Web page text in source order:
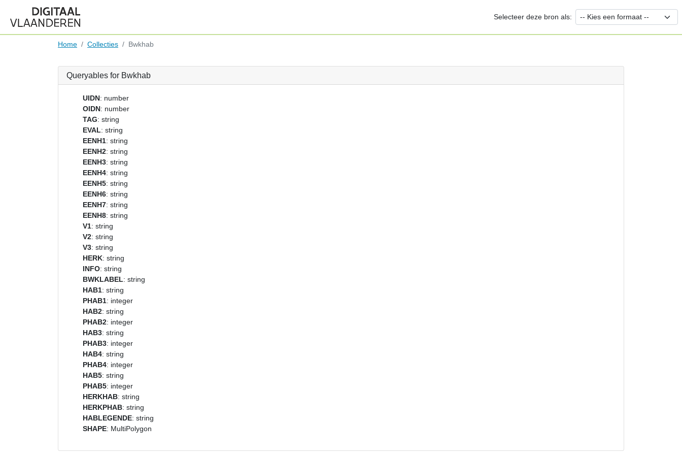
Selecteer deze bron als:
Home Collecties Bwkhab
Queryables for Bwkhab
UIDN: number
OIDN: number
TAG: string
EVAL: string
EENH1: string
EENH2: string
EENH3: string
EENH4: string
EENH5: string
EENH6: string
EENH7: string
EENH8: string
V1: string
V2: string
V3: string
HERK: string
INFO: string
BWKLABEL: string
HAB1: string
PHAB1: integer
HAB2: string
PHAB2: integer
HAB3: string
PHAB3: integer
HAB4: string
PHAB4: integer
HAB5: string
PHAB5: integer
HERKHAB: string
HERKPHAB: string
HABLEGENDE: string
SHAPE: MultiPolygon